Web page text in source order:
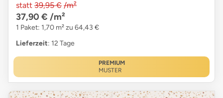
statt 39,95 € /m²
37,90 € /m²
1 Paket: 1,70 m² zu 64,43 €
Lieferzeit: 12 Tage
PREMIUM
MUSTER